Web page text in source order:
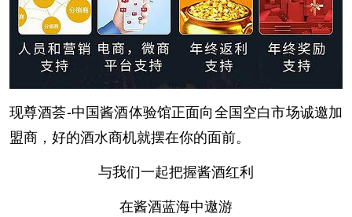
现尊酒荟-中国酱酒体验馆正面向全国空白市场诚邀加
盟商，好的酒水商机就摆在你的面前。
与我们一起把握酱酒红利
在酱酒蓝海中遨游